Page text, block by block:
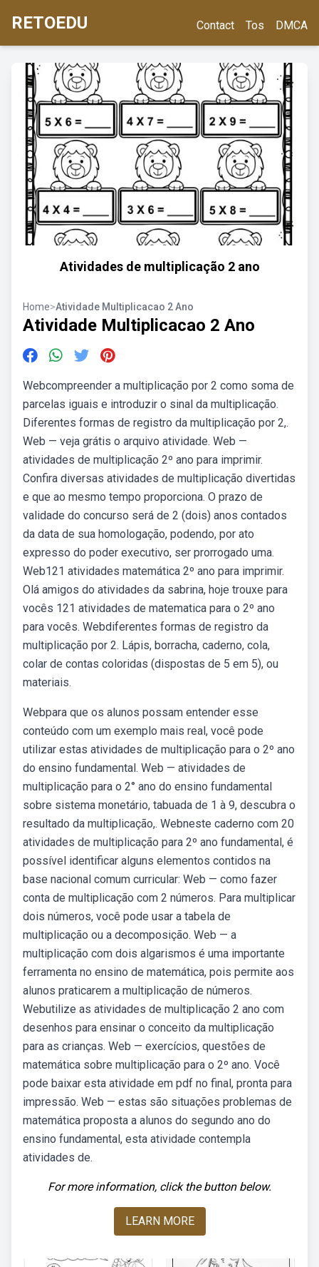
RETOEDU Contact Tos DMCA
Atividades de multiplicação 2 ano
Home>Atividade Multiplicacao 2 Ano
Atividade Multiplicacao 2 Ano
Webcompreender a multiplicação por 2 como soma de
parcelas iguais e introduzir o sinal da multiplicação.
Diferentes formas de registro da multiplicação por 2,.
Web — veja grátis o arquivo atividade. Web —
atividades de multiplicação 2º ano para imprimir.
Confira diversas atividades de multiplicação divertidas
e que ao mesmo tempo proporciona. O prazo de
validade do concurso será de 2 (dois) anos contados
da data de sua homologação, podendo, por ato
expresso do poder executivo, ser prorrogado uma.
Web121 atividades matemática 2º ano para imprimir.
Olá amigos do atividades da sabrina, hoje trouxe para
vocês 121 atividades de matematica para o 2º ano
para vocês. Webdiferentes formas de registro da
multiplicação por 2. Lápis, borracha, caderno, cola,
colar de contas coloridas (dispostas de 5 em 5), ou
materiais.
Webpara que os alunos possam entender esse
conteúdo com um exemplo mais real, você pode
utilizar estas atividades de multiplicação para o 2º ano
do ensino fundamental. Web — atividades de
multiplicação para o 2° ano do ensino fundamental
sobre sistema monetário, tabuada de 1 à 9, descubra o
resultado da multiplicação,. Webneste caderno com 20
atividades de multiplicação para 2º ano fundamental, é
possível identificar alguns elementos contidos na
base nacional comum curricular: Web — como fazer
conta de multiplicação com 2 números. Para multiplicar
dois números, você pode usar a tabela de
multiplicação ou a decomposição. Web — a
multiplicação com dois algarismos é uma importante
ferramenta no ensino de matemática, pois permite aos
alunos praticarem a multiplicação de números.
Webutilize as atividades de multiplicação 2 ano com
desenhos para ensinar o conceito da multiplicação
para as crianças. Web — exercícios, questões de
matemática sobre multiplicação para o 2º ano. Você
pode baixar esta atividade em pdf no final, pronta para
impressão. Web — estas são situações problemas de
matemática proposta a alunos do segundo ano do
ensino fundamental, esta atividade contempla
atividades de.
For more information, click the button below.
LEARN MORE